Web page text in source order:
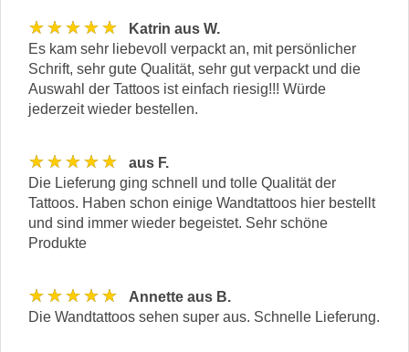
★★★★★
Katrin aus W.
Es kam sehr liebevoll verpackt an, mit persönlicher
Schrift, sehr gute Qualität, sehr gut verpackt und die
Auswahl der Tattoos ist einfach riesig!!! Würde
jederzeit wieder bestellen.
★★★★★
aus F.
Die Lieferung ging schnell und tolle Qualität der
Tattoos. Haben schon einige Wandtattoos hier bestellt
und sind immer wieder begeistet. Sehr schöne
Produkte
★★★★★
Annette aus B.
Die Wandtattoos sehen super aus. Schnelle Lieferung.